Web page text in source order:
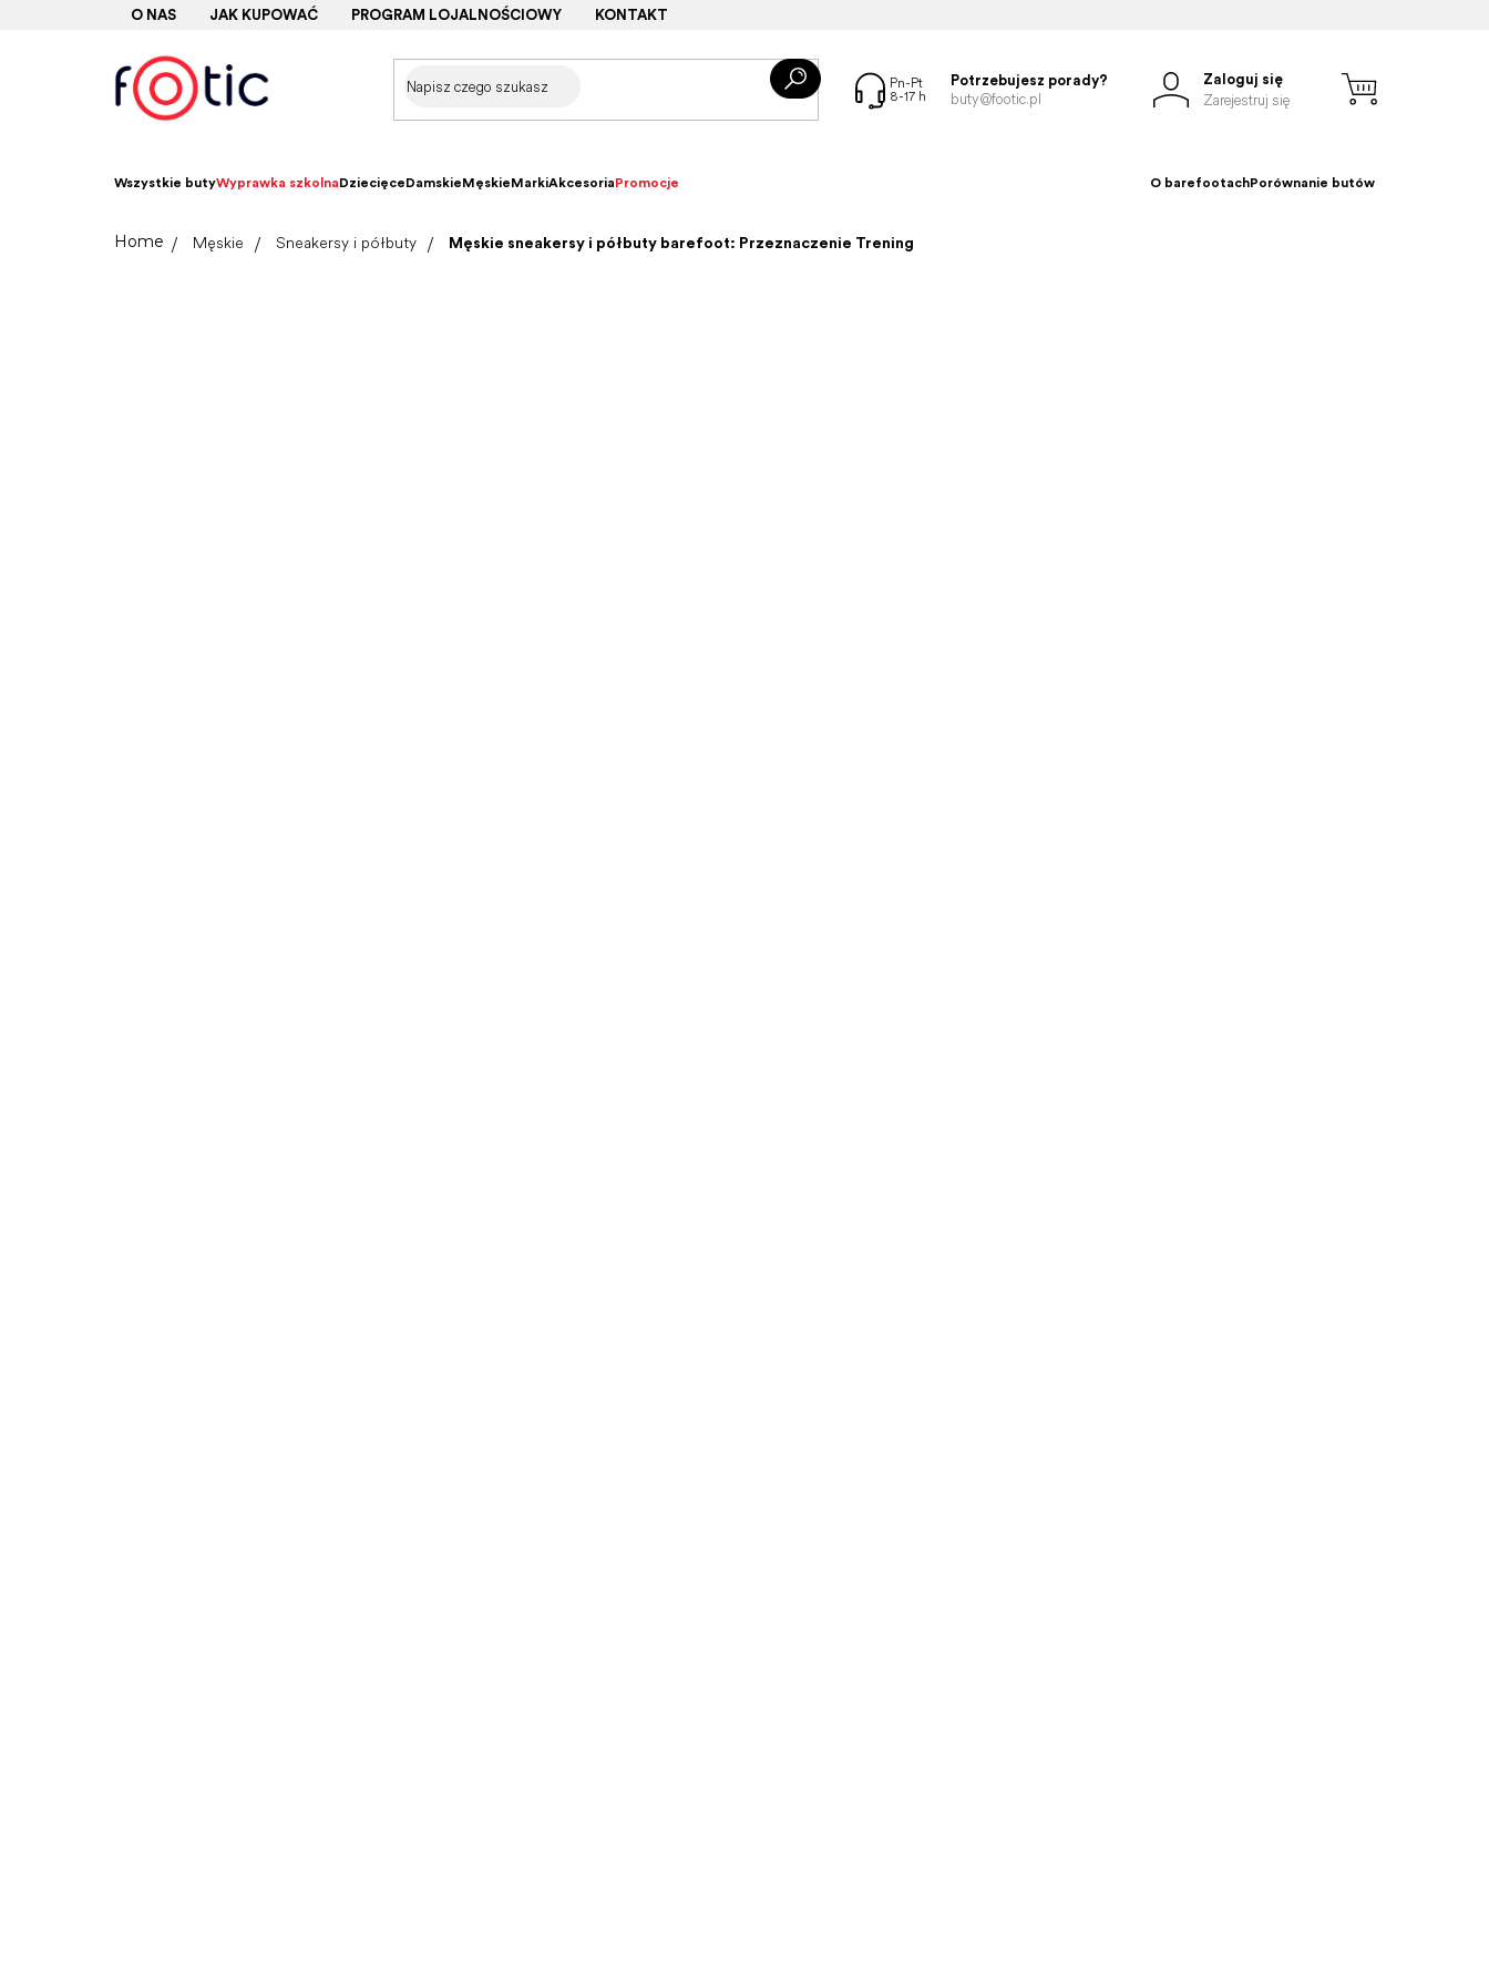
O NAS JAK KUPOWAĆ PROGRAM LOJALNOŚCIOWY KONTAKT
Potrzebujesz porady?
buty@footic.pl
Zaloguj się
Zarejestruj się
Wszystkie butyWyprawka szkolnaDziecięceDamskieMęskieMarkiAkcesoriaPromocje O barefootachPorównanie butów
HomeMęskie Sneakersy i półbuty Męskie sneakersy i półbuty barefoot: Przeznaczenie Trening